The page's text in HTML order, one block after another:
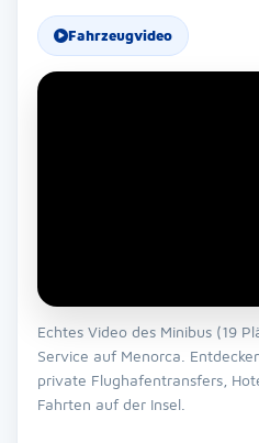
Fahrzeugvideo
Echtes Video des Minibus (19
Service auf Menorca.
private Flughafentransfers,
Fahrten auf der Insel.